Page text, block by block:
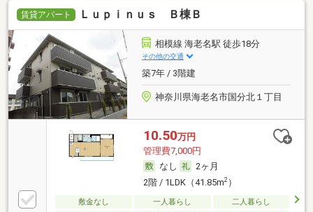
賃貸アパート Ｌｕｐｉｎｕｓ Ｂ棟Ｂ
相模線 海老名駅 徒歩18分
その他の交通
築7年 / 3階建
神奈川県海老名市国分北１丁目
10.50万円
管理費7,000円
なし
2ヶ月
2階 / 1LDK（41.85m2）
敷金なし 一人暮らし
二人暮らし